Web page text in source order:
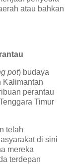
atau bahkan
pot) budaya
Kalimantan
perantau
Timur
telah
di sini
mereka
terdepan